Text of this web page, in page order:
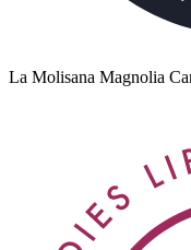
La Molisana Magnolia